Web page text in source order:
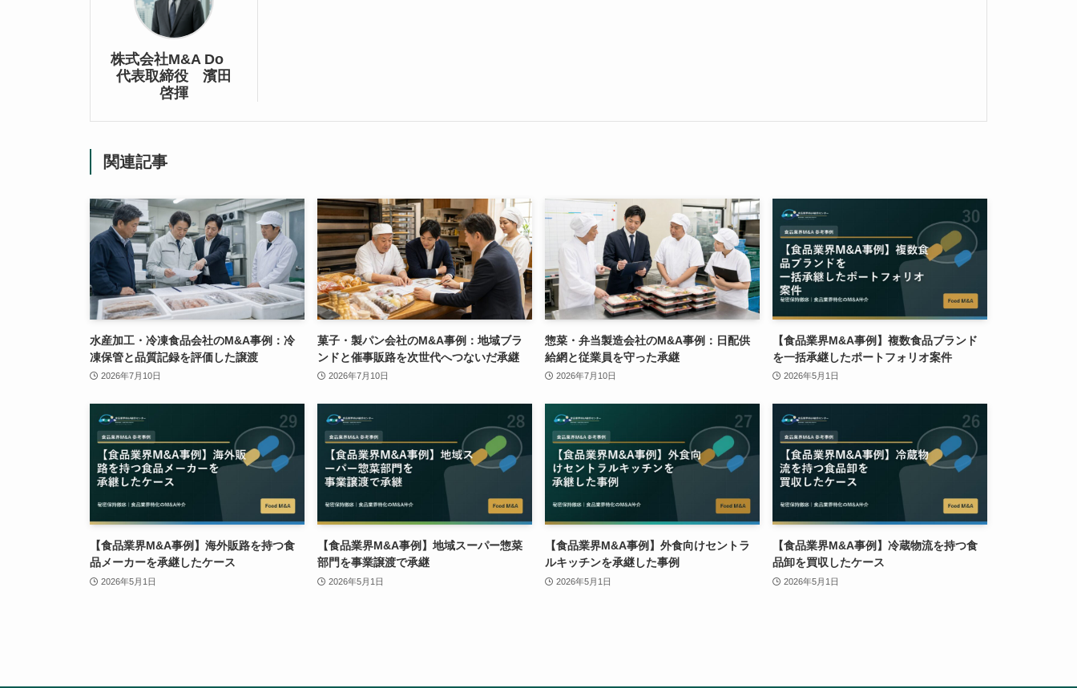
株式会社M&A Do
代表取締役 濱田
啓揮
関連記事
水産加工・冷凍食品会社のM&A事例：冷
凍保管と品質記録を評価した譲渡
2026年7月10日
菓子・製パン会社のM&A事例：地域ブラ
ンドと催事販路を次世代へつないだ承継
2026年7月10日
惣菜・弁当製造会社のM&A事例：日配供
給網と従業員を守った承継
2026年7月10日
【食品業界M&A事例】複数食品ブランド
を一括承継したポートフォリオ案件
2026年5月1日
【食品業界M&A事例】海外販路を持つ食
品メーカーを承継したケース
2026年5月1日
【食品業界M&A事例】地域スーパー惣菜
部門を事業譲渡で承継
2026年5月1日
【食品業界M&A事例】外食向けセントラ
ルキッチンを承継した事例
2026年5月1日
【食品業界M&A事例】冷蔵物流を持つ食
品卸を買収したケース
2026年5月1日